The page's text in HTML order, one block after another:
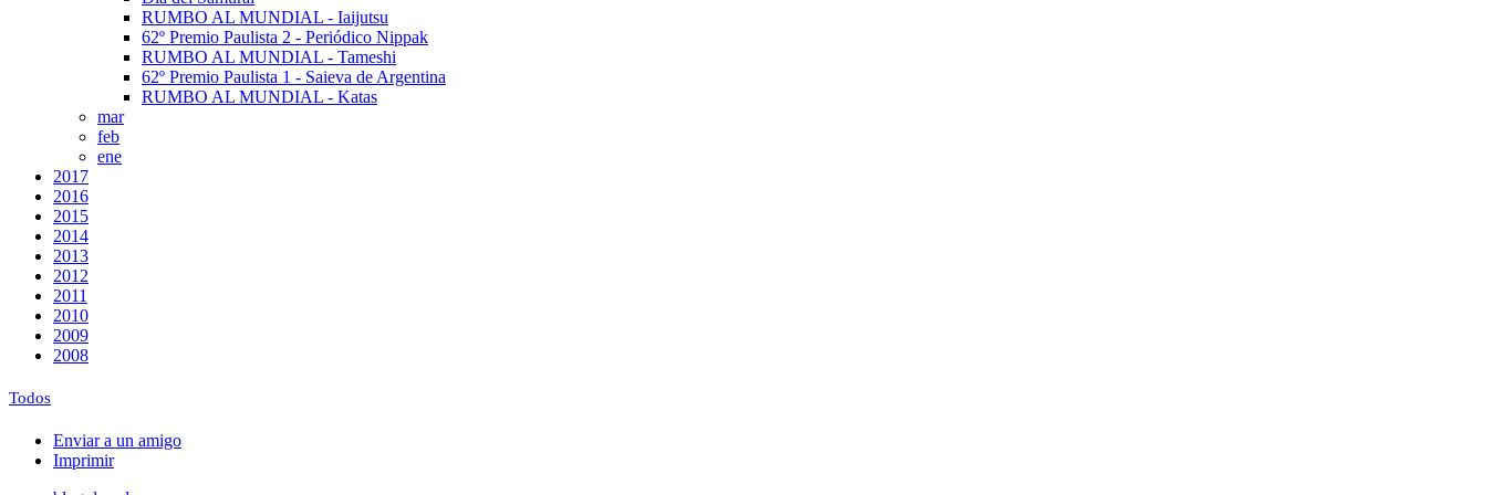
RUMBO AL MUNDIAL - Iaijutsu
62º Premio Paulista 2 - Periódico Nippak
RUMBO AL MUNDIAL - Tameshi
62º Premio Paulista 1 - Saieva de Argentina
RUMBO AL MUNDIAL - Katas
mar
feb
ene
2017
2016
2015
2014
2013
2012
2011
2010
2009
2008
Todos
Enviar a un amigo
Imprimir